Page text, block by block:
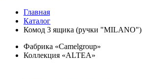
Главная
Каталог
Комод 3 ящика (ручки "MILANO")
Фабрика «Camelgroup»
Коллекция «ALTEA»